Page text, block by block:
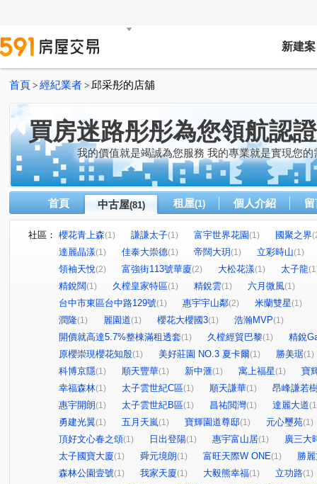
新建案
首頁 > 經紀業者 > 邱采彤的店舖
買房迷路彤彤為您領航認證
我的價值就是竭誠為您服務 我的專業就是實現您的
首頁 中古屋(81) 租屋(1) 個人介紹
社區： 櫻花青上森(1) 謙謙太子(1) 富宇世界花園(1) 國聚之界
達麗晶漾(1) 佳泰大崇德(1) 帝闊大玥(1) 立彩時山(1)
領袖天悅(2) 富強街113號華廈(2) 大松花漾(1) 太子龍
精銳闊(1) 久樘皇家特區(1) 精銳雲(1) 六月微風(1)
台中市東區台中路129號(1) 惠宇宇山鄰(2) 米蘭雙星(1)
潤隆(1) 麗園道(1) 櫻花大櫻國3(1) 浩瀚MVP(1)
開價就高達5.7%整棟滿租透套(1) 久樘經貿巴黎(1)
精銳
原櫻崇現櫻花知殷(1) 美好莊園 NO.3 夏卡爾(1) 勝美琚(1)
科博京隱(1) 順天豐華(1) 新中滙(1) 寓上福星(1)
寶
幸福森林(1) 太子雲世紀C區(1) 順天謙華(1)
昂峰謙若
惠宇開朗(1) 太子雲世紀B區(1) 昌祐閲灣(1) 達麗大道
勇建光翼(1) 五月天嵐(1) 寶輝園道尊邸(1) 元心璽苑(1)
頂好文心春之頌(1) 日出登陽(1) 惠宇富山居(1)
廣三大
太子國寶大廈(1) 舜元境朗(1) 富旺天際W ONE(1)
勝
森林公園壹號(1) 我家天廈(1) 大毅熊幸福(1) 立功路(1)